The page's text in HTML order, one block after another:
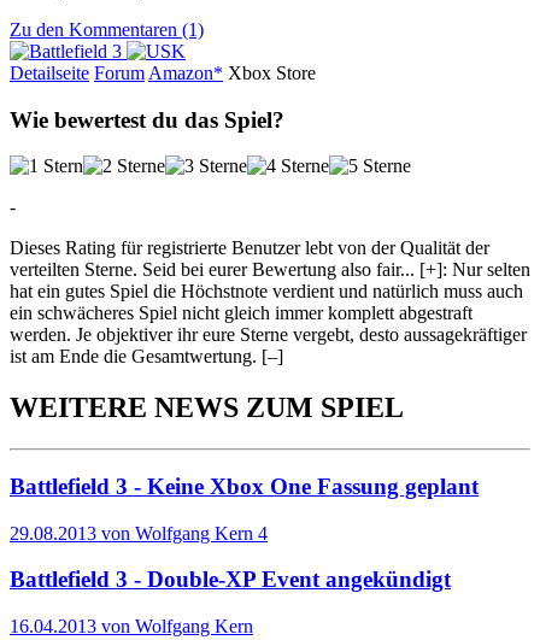
Zu den Kommentaren (1)
Detailseite Forum Amazon* Xbox Store
Wie bewertest du das Spiel?
-
Dieses Rating für registrierte Benutzer lebt von der Qualität der
verteilten Sterne. Seid bei eurer Bewertung also fair... [+]: Nur selten
hat ein gutes Spiel die Höchstnote verdient und natürlich muss auch
ein schwächeres Spiel nicht gleich immer komplett abgestraft
werden. Je objektiver ihr eure Sterne vergebt, desto aussagekräftiger
ist am Ende die Gesamtwertung. [–]
WEITERE NEWS ZUM SPIEL
Battlefield 3 - Keine Xbox One Fassung geplant
29.08.2013 von Wolfgang Kern 4
Battlefield 3 - Double-XP Event angekündigt
16.04.2013 von Wolfgang Kern